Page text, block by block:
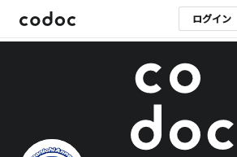
ログイン